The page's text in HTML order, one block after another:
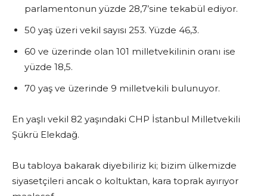
parlamentonun yüzde 28,7’sine tekabül ediyor.
50 yaş üzeri vekil sayısı 253. Yüzde 46,3.
60 ve üzerinde olan 101 milletvekilinin oranı ise
yüzde 18,5.
70 yaş ve üzerinde 9 milletvekili bulunuyor.
En yaşlı vekil 82 yaşındaki CHP İstanbul Milletvekili
Şükrü Elekdağ.
Bu tabloya bakarak diyebiliriz ki; bizim ülkemizde
siyasetçileri ancak o koltuktan, kara toprak ayırıyor